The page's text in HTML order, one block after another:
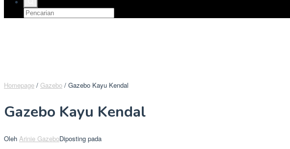
Homepage / Gazebo / Gazebo Kayu Kendal
Gazebo Kayu Kendal
Oleh Arinie GazeboDiposting pada